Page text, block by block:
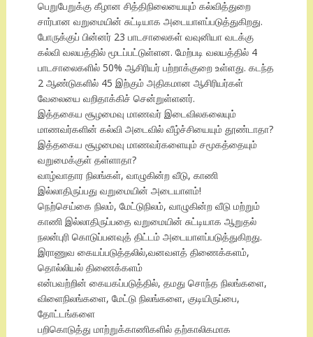
பெறுபேறுக்கு கீழான சித்திநிலையையும் கல்வித்துறை
சார்பான வறுமையின் சுட்டியாக அடையாளப்படுத்துகிறது.
போருக்குப் பின்னர் 23 பாடசாலைகள் வவுனியா வடக்கு
கல்வி வலயத்தில் மூடப்பட்டுள்ளன. மேற்படி வலயத்தில் 4
பாடசாலைகளில் 50% ஆசிரியர் பற்றாக்குறை உள்ளது. கடந்த
2 ஆண்டுகளில் 45 இற்கும் அதிகமான ஆசிரியர்கள்
வேலையை வறிதாக்கிச் சென்றுள்ளனர்.
இத்தகைய சூழமைவு மாணவர் இடைவிலகலையும்
மாணவர்களின் கல்வி அடைவில் வீழ்ச்சியையும் தூண்டாதா?
இத்தகைய சூழமைவு மாணவர்களையும் சமூகத்தையும்
வறுமைக்குள் தள்ளாதா?
வாழ்வாதார நிலங்கள், வாழுகின்ற வீடு, காணி
இல்லாதிருப்பது வறுமையின் அடையாளம்!
நெற்செய்கை நிலம், மேட்டுநிலம், வாழுகின்ற வீடு மற்றும்
காணி இல்லாதிருப்பதை வறுமையின் சுட்டியாக ஆறுதல்
நலன்புரி கொடுப்பனவுத் திட்டம் அடையாளப்படுத்துகிறது.
இராணுவ கையப்படுத்தலில்,வனவளத் திணைக்களம்,
தொல்லியல் திணைக்களம்
என்பவற்றின் கையகப்படுத்தில், தமது சொந்த நிலங்களை,
விளைநிலங்களை, மேட்டு நிலங்களை, குடியிருப்பை,
தோட்டங்களை
பறிகொடுத்து மாற்றுக்காணிகளில் தற்காலிகமாக